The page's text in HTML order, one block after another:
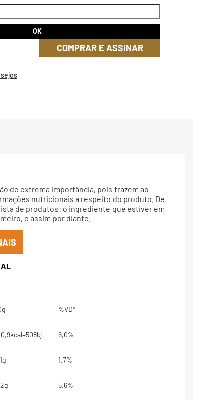
COMPRAR E ASSINAR
de extrema importância, pois trazem ao
nutricionais a respeito do produto. De
de produtos: o ingrediente que estiver em
e assim por diante.
%VD*
6,0%
1,7%
5,6%